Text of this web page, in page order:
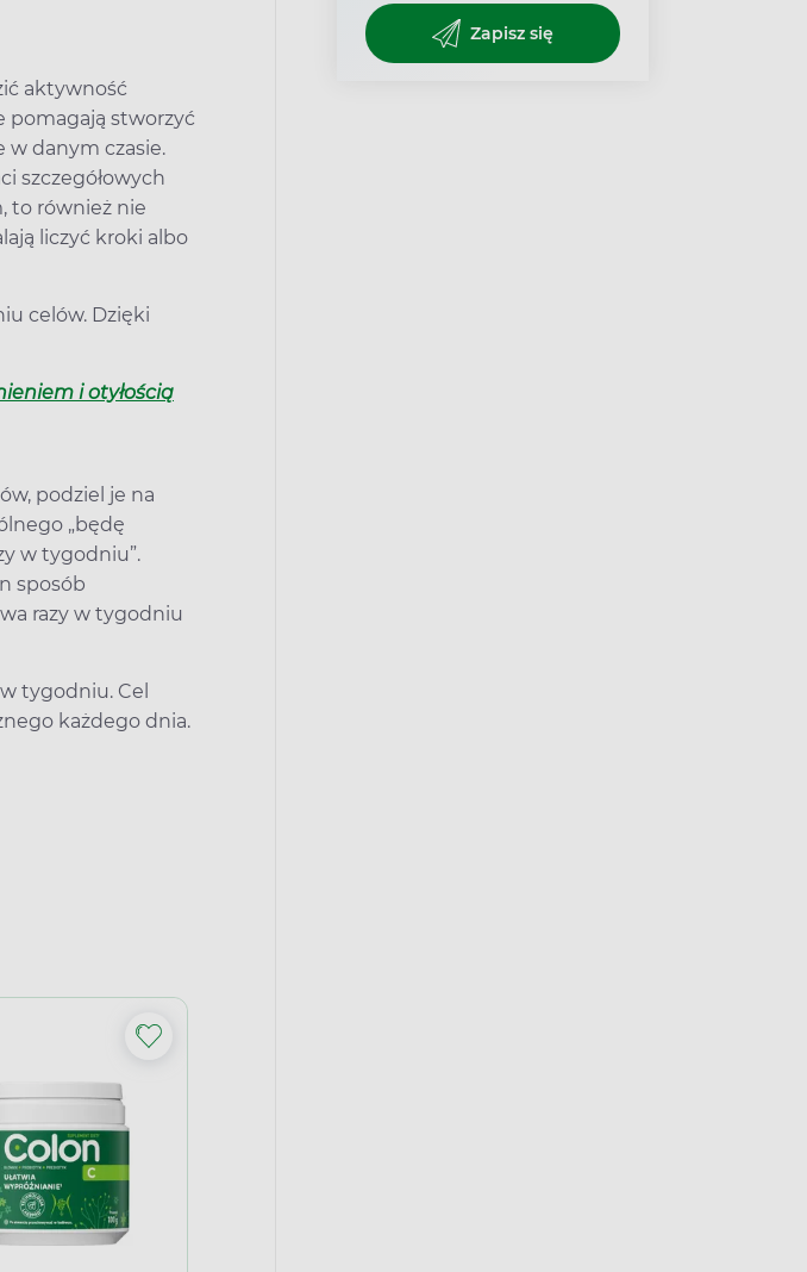
aktywność
pomagają stworzyć
w danym czasie.
szczegółowych
to również nie
liczyć kroki albo
celów. Dzięki
i otyłością
podziel je na
„będę
w tygodniu”.
sposób
razy w tygodniu
tygodniu. Cel
każdego dnia.
Zapisz się